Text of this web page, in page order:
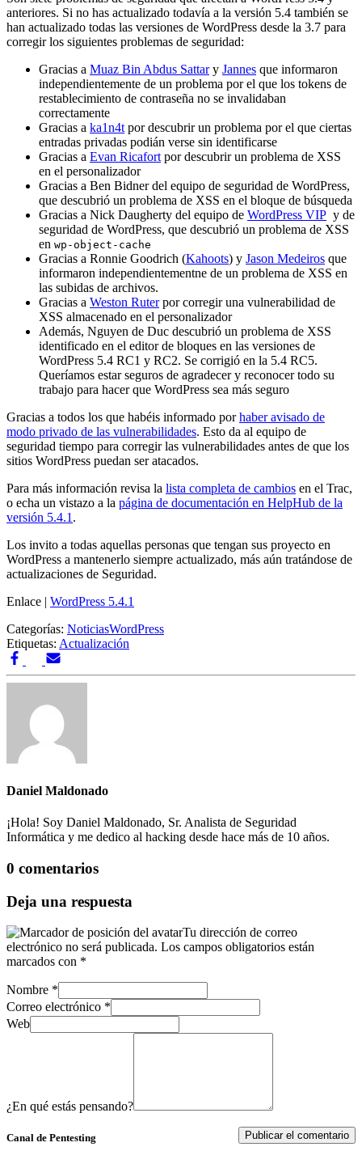
anteriores. Si no has actualizado todavía a la versión 5.4 también se
han actualizado todas las versiones de WordPress desde la 3.7 para
corregir los siguientes problemas de seguridad:
Gracias a Muaz Bin Abdus Sattary Jannes que informaron
independientemente de un problema por el que los tokens de
restablecimiento de contraseña no se invalidaban
correctamente
Gracias a ka1n4t por descubrir un problema por el que ciertas
entradas privadas podián verse sin identificarse
Gracias a Evan Ricafort por descubrir un problema de XSS
en el personalizador
Gracias a Ben Bidner del equipo de seguridad de WordPress,
que descubrió un problema de XSS en el bloque de búsqueda
Gracias a Nick Daugherty del equipo de WordPress VIP y de
seguridad de WordPress, que descubrió un problema de XSS
en wp-object-cache
Gracias a Ronnie Goodrich (Kahoots) y Jason Medeiros que
informaron independientementne de un problema de XSS en
las subidas de archivos.
Gracias a Weston Ruterpor corregir una vulnerabilidad de
XSS almacenado en el personalizador
Además, Nguyen de Duc descubrió un problema de XSS
identificado en el editor de bloques en las versiones de
WordPress 5.4 RC1 y RC2. Se corrigió en la 5.4 RC5.
Queríamos estar seguros de agradecer y reconocer todo su
trabajo para hacer que WordPress sea más seguro
Gracias a todos los que habéis informado porhaber avisado de
modo privado de las vulnerabilidades. Esto da al equipo de
seguridad tiempo para corregir las vulnerabilidades antes de que los
sitios WordPress puedan ser atacados.
Para más información revisa la lista completa de cambios en el Trac,
o echa un vistazo a la página de documentación en HelpHub de la
versión 5.4.1 .
Los invito a todas aquellas personas que tengan sus proyecto en
WordPress a mantenerlo siempre actualizado, más aún tratándose de
actualizaciones de Seguridad.
Enlace | WordPress 5.4.1
Categorías: NoticiasWordPress
Etiquetas: Actualización
Daniel Maldonado
¡Hola! Soy Daniel Maldonado, Sr. Analista de Seguridad
Informática y me dedico al hacking desde hace más de 10 años.
0 comentarios
Deja una respuesta
Tu dirección de correo
electrónico no será publicada. Los campos obligatorios están
marcados con *
Nombre *
Correo electrónico *
Web
¿En qué estás pensando?
Canal de Pentesting